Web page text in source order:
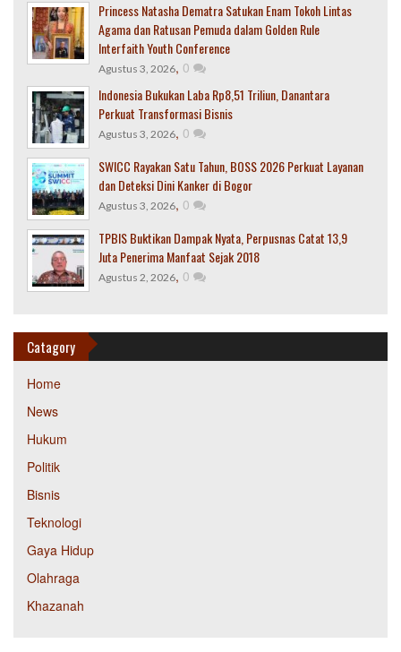
Princess Natasha Dematra Satukan Enam Tokoh Lintas
Agama dan Ratusan Pemuda dalam Golden Rule
Interfaith Youth Conference
Agustus 3, 2026, 0
Indonesia Bukukan Laba Rp8,51 Triliun, Danantara
Perkuat Transformasi Bisnis
Agustus 3, 2026, 0
SWICC Rayakan Satu Tahun, BOSS 2026 Perkuat Layanan
dan Deteksi Dini Kanker di Bogor
Agustus 3, 2026, 0
TPBIS Buktikan Dampak Nyata, Perpusnas Catat 13,9
Juta Penerima Manfaat Sejak 2018
Agustus 2, 2026, 0
Catagory
Home
News
Hukum
Politik
Bisnis
Teknologi
Gaya Hidup
Olahraga
Khazanah